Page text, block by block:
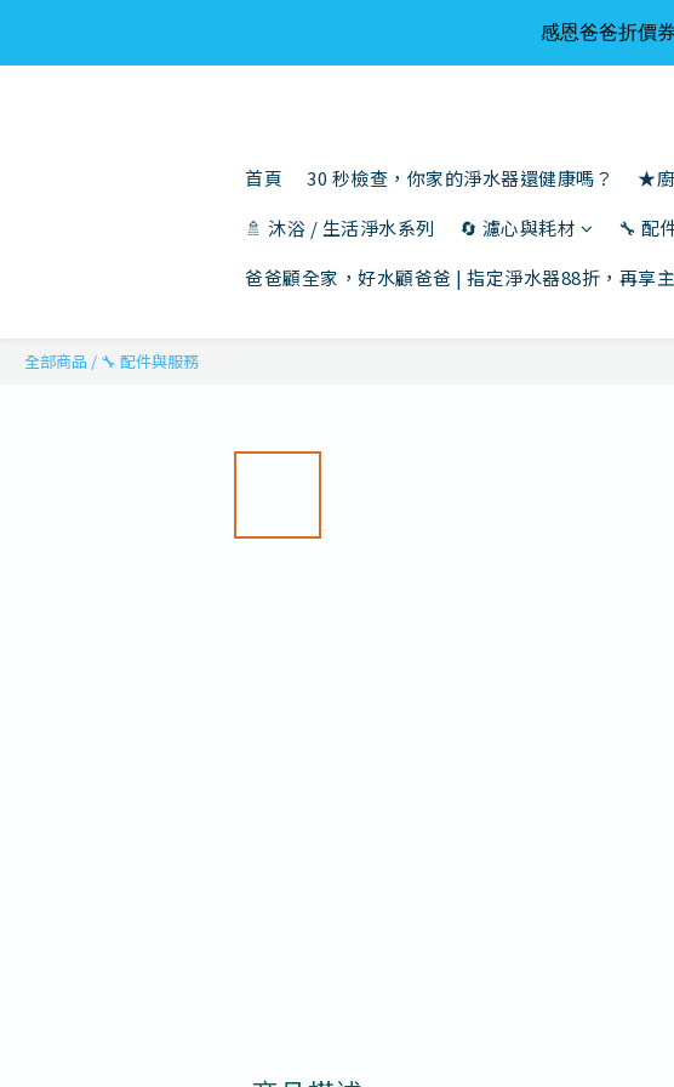
首頁 30 秒檢查，你家的淨水器還健康嗎？ ★廚
🚿 沐浴 / 生活淨水系列
🔄 濾心與耗材 🔧 配
爸爸顧全家，好水顧爸爸 | 指定淨水器88折，再享
全部商品 / 🔧 配件與服務
感恩爸爸折價